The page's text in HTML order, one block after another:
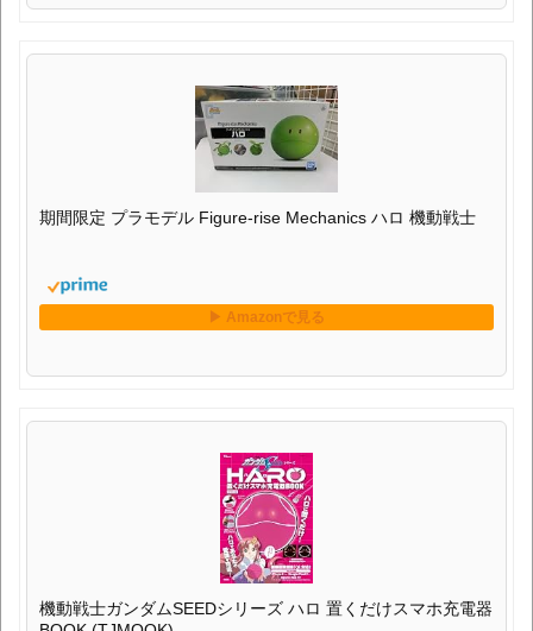
期間限定 プラモデル Figure-rise Mechanics ハロ 機動戦士
機動戦士ガンダムSEEDシリーズ ハロ 置くだけスマホ充電器